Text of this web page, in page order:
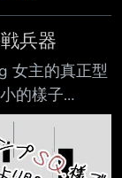
兵器
女主的真正型
的樣子
主要男主駕